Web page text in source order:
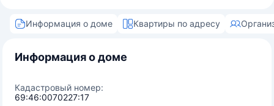
Информация о доме Квартиры по адресу
Информация о доме
Кадастровый номер:
69:46:0070227:17